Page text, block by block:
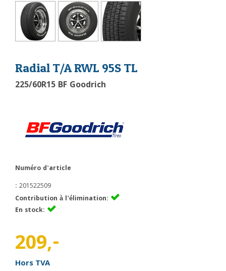
Radial T/A RWL 95S TL
225/60R15 BF Goodrich
Numéro d'article
: 201522509
Contribution à l'élimination:
En stock:
209,-
Hors TVA